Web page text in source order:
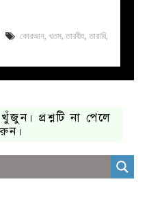
কোরআন, খতম, তারবীহ, তারাবি,
প্রশ্নটি না পেলে